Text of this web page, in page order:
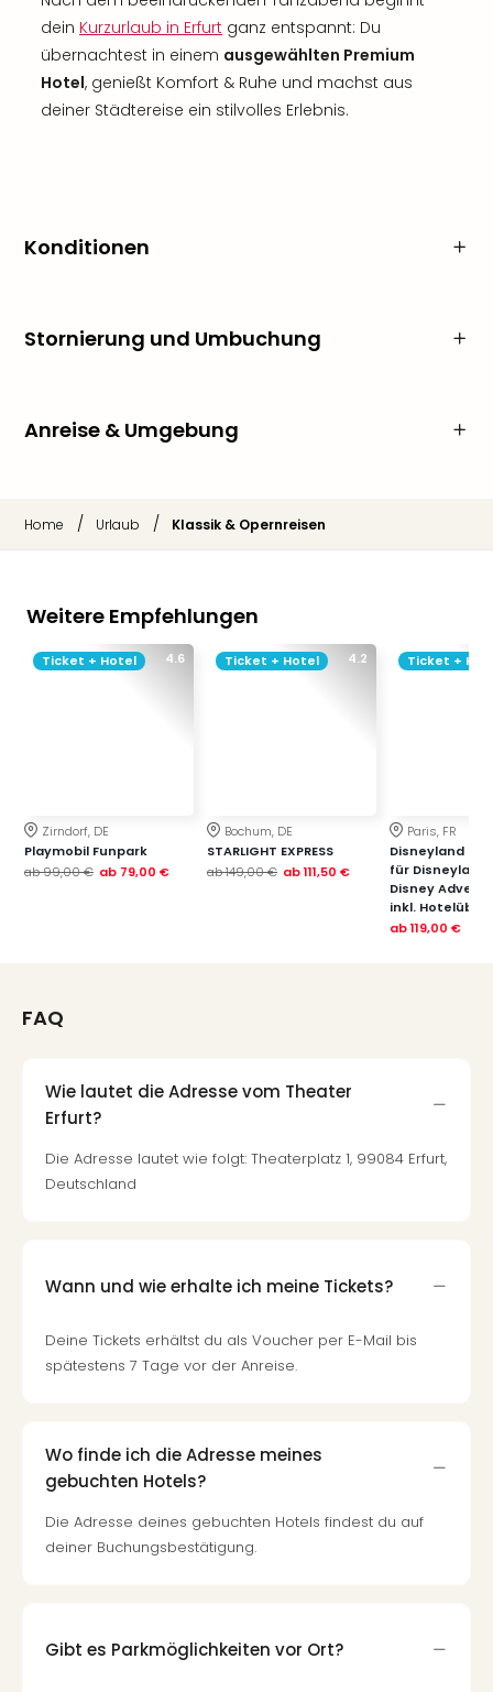
dein Kurzurlaub in Erfurt ganz entspannt: Du
übernachtest in einem ausgewählten Premium
Hotel, genießt Komfort & Ruhe und machst aus
deiner Städtereise ein stilvolles Erlebnis.
Konditionen
Stornierung und Umbuchung
Anreise & Umgebung
Home / Urlaub / Klassik & Opernreisen
Weitere Empfehlungen
4.6
Ticket + Hotel
Zirndorf, DE
Playmobil Funpark
ab99,00 € ab 79,00 €
4.2
Ticket + Hotel
Bochum, DE
STARLIGHT EXPRESS
ab149,00 € ab111,50 €
Ticket +
Paris, FR
Disneyland
für
Disney
inkl.
ab119,00 €
FAQ
Wie lautet die Adresse vom Theater
Erfurt?
Die Adresse lautet wie folgt: Theaterplatz 1, 99084 Erfurt,
Deutschland
Wann und wie erhalte ich meine Tickets?
Deine Tickets erhältst du als Voucher per E-Mail bis
spätestens 7 Tage vor der Anreise.
Wo finde ich die Adresse meines
gebuchten Hotels?
Die Adresse deines gebuchten Hotels findest du auf
deiner Buchungsbestätigung.
Gibt es Parkmöglichkeiten vor Ort?